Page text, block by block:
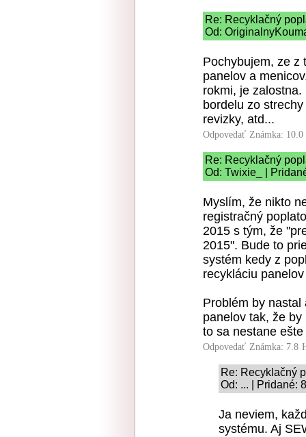
Re: Recyklačný
Od:
Pochybujem, ze z
panelov a
rokmi, je
bordelu zo
revizky, atd...
Odpovedať Známka: 10.0
Re: Recyklačný
Od: Twixie_ |
Myslím, že nikto
registračný
2015 s tým, že
2015". Bude to
systém kedy z
recykláciu
Problém by
panelov tak, že
to sa nestane
Odpovedať Známka: 7.8
Re: Recyklačný
Od: ... | Pridané:
Ja neviem,
systému. Aj